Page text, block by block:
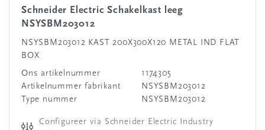
Schneider Electric Schakelkast leeg
NSYSBM203012
NSYSBM203012 KAST 200X300X120 METAL IND FLAT
BOX
Ons artikelnummer
1174305
Artikelnummer fabrikant
NSYSBM203012
Type nummer
NSYSBM203012
Configureer via Schneider Electric Industry